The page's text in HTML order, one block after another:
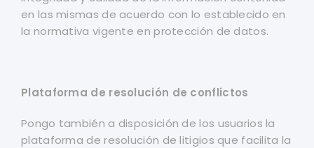
en las mismas de acuerdo con lo establecido en
la normativa vigente en protección de datos.
Plataforma de resolución de conflictos
Pongo también a disposición de los usuarios la
plataforma de resolución de litigios que facilita la